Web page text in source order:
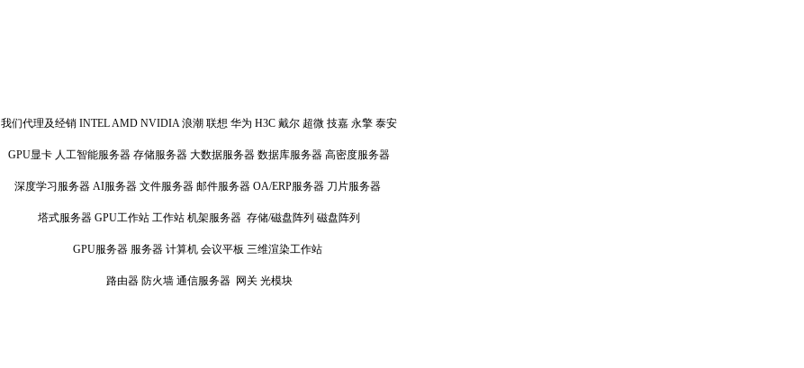
我们代理及经销 INTEL AMD NVIDIA 浪潮 联想 华为 H3C 戴尔 超微 技嘉 永擎 泰安
GPU显卡 人工智能服务器 存储服务器 大数据服务器 数据库服务器 高密度服务器
深度学习服务器 AI服务器 文件服务器 邮件服务器 OA/ERP服务器 刀片服务器
塔式服务器 GPU工作站 工作站 机架服务器 存储/磁盘阵列 磁盘阵列
GPU服务器 服务器 计算机 会议平板 三维渲染工作站
路由器 防火墙 通信服务器 网关 光模块